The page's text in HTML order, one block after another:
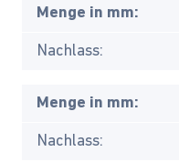
Menge in mm:
Nachlass:
Menge in mm:
Nachlass: